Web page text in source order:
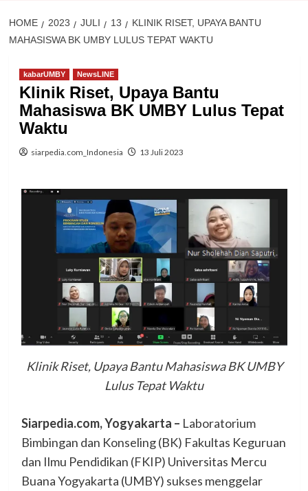
HOME 2023 JULI 13
KLINIK RISET, UPAYA BANTU
MAHASISWA BK UMBY LULUS TEPAT WAKTU
kabarUMBY NewsLINE
Klinik Riset, Upaya Bantu
Mahasiswa BK UMBY Lulus Tepat
Waktu
siarpedia.com_Indonesia 13 Juli 2023
Klinik Riset, Upaya Bantu Mahasiswa BK UMBY
Lulus Tepat Waktu
Siarpedia.com, Yogyakarta – Laboratorium
Bimbingan dan Konseling (BK) Fakultas Keguruan
dan Ilmu Pendidikan (FKIP) Universitas Mercu
Buana Yogyakarta (UMBY) sukses menggelar